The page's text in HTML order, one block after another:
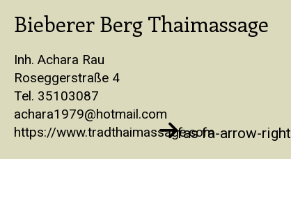
Bieberer Berg Thaimassage
Inh. Achara Rau
Roseggerstraße 4
Tel. 35103087
achara1979@hotmail.com
https://www.tradthaimassage.comfas fa-arrow-right